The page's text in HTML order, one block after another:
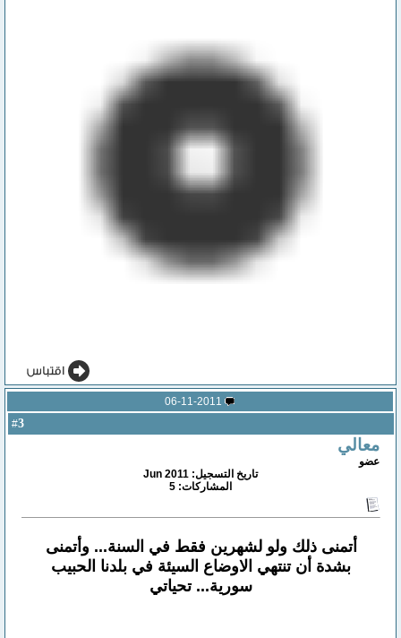
06-11-2011
3
معالي
عضو
تاريخ التسجيل: Jun 2011
المشاركات: 5
أتمنى ذلك ولو لشهرين فقط في السنة... وأتمنى
بشدة أن تنتهي الاوضاع السيئة في بلدنا الحبيب
سورية... تحياتي